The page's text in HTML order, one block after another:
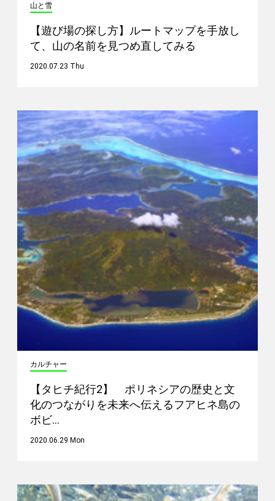
山と雪
【遊び場の探し方】ルートマップを手放し
て、山の名前を見つめ直してみる
2020.07.23 Thu
カルチャー
【タヒチ紀行2】 ポリネシアの歴史と文
化のつながりを未来へ伝えるフアヒネ島の
ボビ…
2020.06.29 Mon